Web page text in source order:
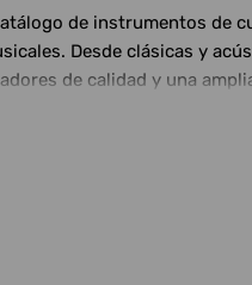
de instrumentos de
Desde clásicas y
de calidad y una